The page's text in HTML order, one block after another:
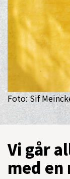
Foto: Sif
Vi går
med